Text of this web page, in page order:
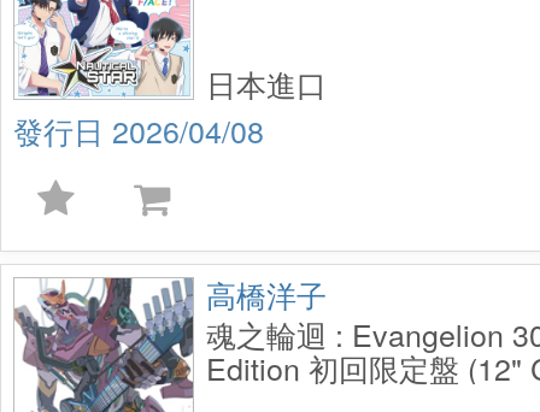
2026/04/08
日本進口
高橋洋子
魂之輪迴 : Evangelion
Edition 初回限定盤 (12"